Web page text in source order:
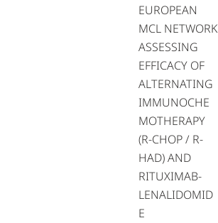
EUROPEAN
MCL NETWORK
ASSESSING
EFFICACY OF
ALTERNATING
IMMUNOCHE
MOTHERAPY
(R-CHOP / R-
HAD) AND
RITUXIMAB-
LENALIDOMID
E